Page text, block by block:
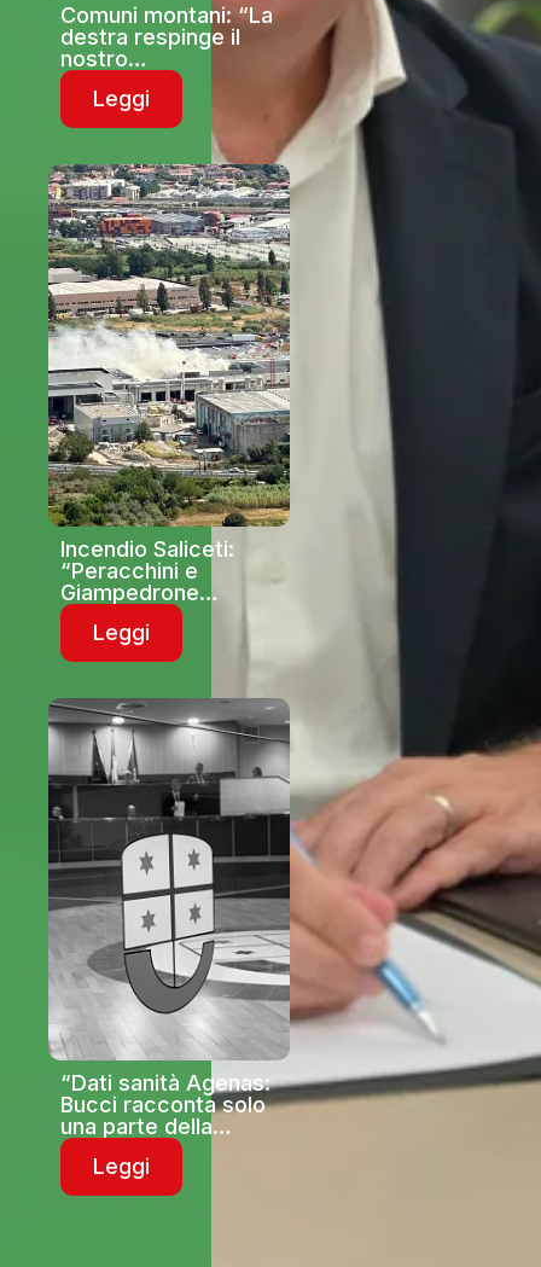
Comuni montani: “La
destra respinge il
nostro
emendamento da 1
milione di euro e
volta le spalle
all’entroterra a cui
lascia solo le
briciole”
Leggi
Incendio Saliceti:
“Peracchini e
Giampedrone
dovrebbero
spiegare cos’è
accaduto e quali
conseguenze”
Leggi
“Dati sanità Agenas:
Bucci racconta solo
una parte della
realtà. Sulle visite
urgenti la Liguria è
fanalino di coda del
Leggi